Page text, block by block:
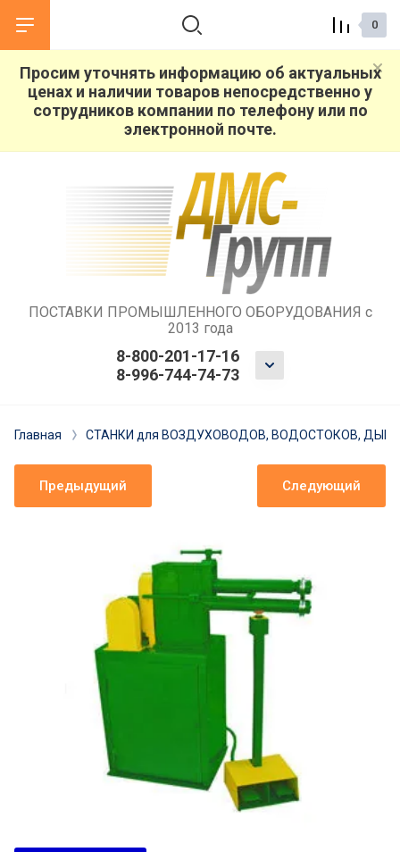
Просим уточнять информацию об актуальных
ценах и наличии товаров непосредственно у
сотрудников компании по телефону или по
электронной почте.
назад
О КОМПАНИИ
назад
Гарантийное обслуживание
Ремонт станков
Поставка запчастей и оснастки
Разработка технологии
ПОСТАВКИ ПРОМЫШЛЕННОГО ОБОРУДОВАНИЯ с
2013 года
8-800-201-17-16
8-996-744-74-73
0
Главная СТАНКИ для ВОЗДУХОВОДОВ, ВОДОСТОКОВ,
Предыдущий Следующий